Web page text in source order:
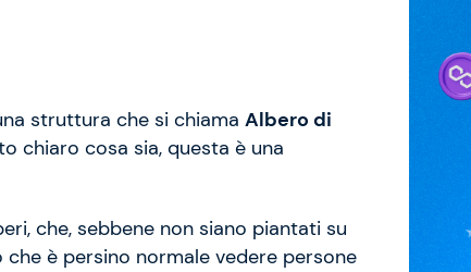
struttura che si chiama Albero di
chiaro cosa sia, questa è una
che, sebbene non siano piantati su
è persino normale vedere persone